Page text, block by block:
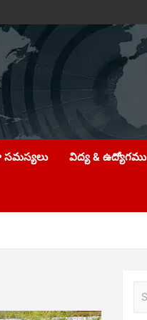
సమస్యలు విద్య & ఉద్యోగము